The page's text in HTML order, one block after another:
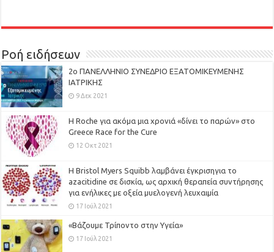
Ροή ειδήσεων
2ο ΠΑΝΕΛΛΗΝΙΟ ΣΥΝΕΔΡΙΟ ΕΞΑΤΟΜΙΚΕΥΜΕΝΗΣ
ΙΑΤΡΙΚΗΣ
9 Δεκ 2021
H Roche για ακόμα μια χρονιά «δίνει το παρών» στο
Greece Race for the Cure
12 Οκτ 2021
Η Bristol Myers Squibb λαμβάνει έγκρισηγια το
azacitidine σε δισκία, ως αρχική θεραπεία συντήρησης
για ενήλικες με οξεία μυελογενή λευχαιμία
17 Ιούλ 2021
«Βάζουμε Τρίποντο στην Υγεία»
17 Ιούλ 2021